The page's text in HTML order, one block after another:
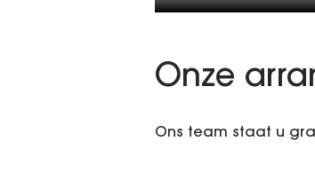
Onze
Ons team staat u